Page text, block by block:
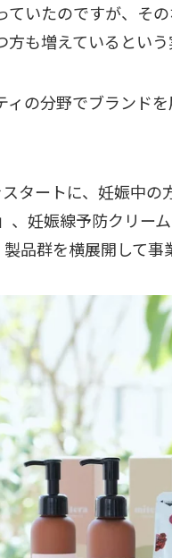
いたのですが、そ
も増えているという
ィの分野でブランド
スタートに、妊娠中
、妊娠線予防クリー
品群を横展開して事